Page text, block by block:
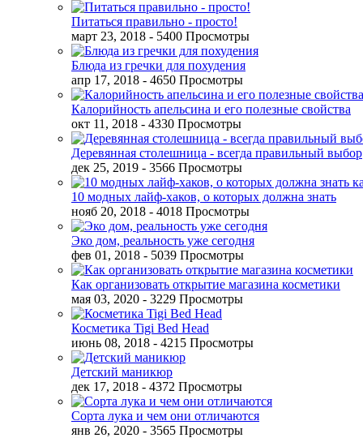
Питаться правильно - просто!
март 23, 2018 - 5400 Просмотры
Блюда из гречки для похудения
апр 17, 2018 - 4650 Просмотры
Калорийность апельсина и его полезные свойства
окт 11, 2018 - 4330 Просмотры
Деревянная столешница - всегда правильный выбор
дек 25, 2019 - 3566 Просмотры
10 модных лайф-хаков, о которых должна знать
нояб 20, 2018 - 4018 Просмотры
Эко дом, реальность уже сегодня
фев 01, 2018 - 5039 Просмотры
Как организовать открытие магазина косметики
мая 03, 2020 - 3229 Просмотры
Косметика Tigi Bed Head
июнь 08, 2018 - 4215 Просмотры
Детский маникюр
дек 17, 2018 - 4372 Просмотры
Сорта лука и чем они отличаются
янв 26, 2020 - 3565 Просмотры